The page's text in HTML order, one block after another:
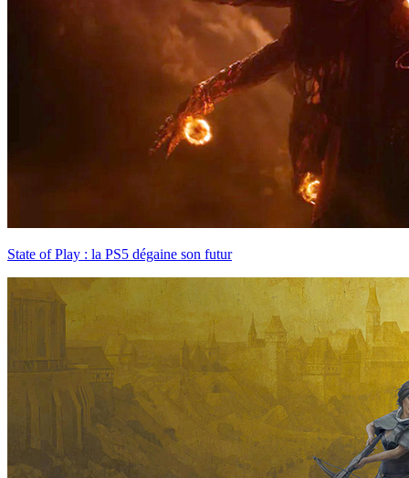
State of Play : la PS5 dégaine son futur